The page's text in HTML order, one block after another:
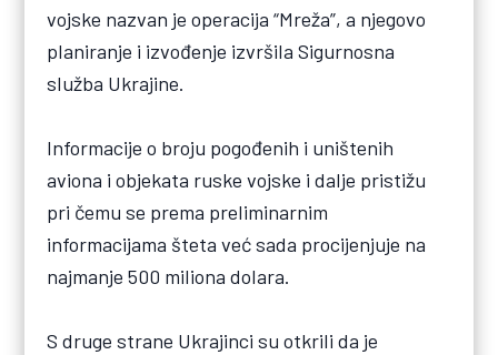
vojske nazvan je operacija “Mreža”, a njegovo
planiranje i izvođenje izvršila Sigurnosna
služba Ukrajine.
Informacije o broju pogođenih i uništenih
aviona i objekata ruske vojske i dalje pristižu
pri čemu se prema preliminarnim
informacijama šteta već sada procijenjuje na
najmanje 500 miliona dolara.
S druge strane Ukrajinci su otkrili da je